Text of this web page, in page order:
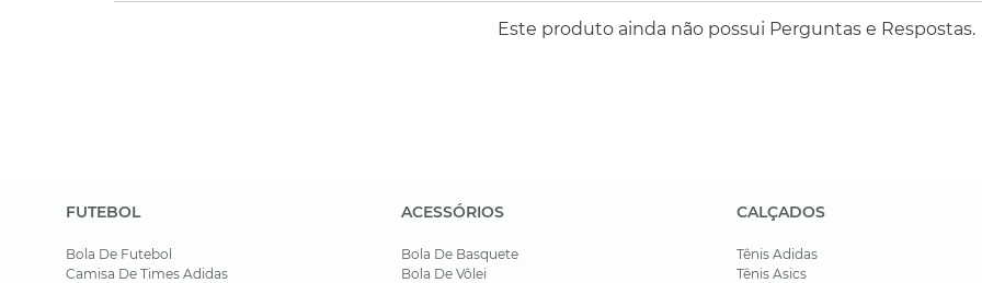
Este produto ainda não possui Perguntas e Respostas.
FUTEBOL
Bola De Futebol
Camisa De Times Adidas
ACESSÓRIOS
Bola De Basquete
Bola De Vôlei
CALÇADOS
Tênis Adidas
Tênis Asics